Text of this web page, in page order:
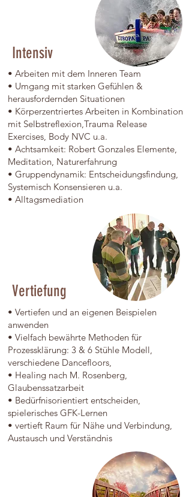
Intensiv
• Arbeiten mit dem Inneren Team
• Umgang mit starken Gefühlen &
herausfordernden Situationen
• Körperzentriertes Arbeiten in Kombination
mit Selbstreflexion,Trauma Release
Exercises, Body NVC u.a.
• Achtsamkeit: Robert Gonzales Elemente,
Meditation, Naturerfahrung
• Gruppendynamik: Entscheidungsfindung,
Systemisch Konsensieren u.a.
• Alltagsmediation
Vertiefung
• Vertiefen und an eigenen Beispielen
anwenden
• Vielfach bewährte Methoden für
Prozessklärung: 3 & 6 Stühle Modell,
verschiedene Dancefloors,
• Healing nach M. Rosenberg,
Glaubenssatzarbeit
• Bedürfnisorientiert entscheiden,
spielerisches GFK-Lernen
• vertieft Raum für Nähe und Verbindung,
Austausch und Verständnis